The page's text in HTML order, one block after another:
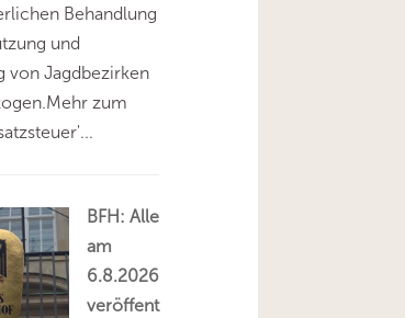
Behandlung
und
von Jagdbezirken
zum
BFH: Alle
am
6.8.2026
veröffent